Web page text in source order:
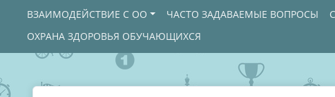
ВЗАИМОДЕЙСТВИЕ С ОО
ЧАСТО ЗАДАВАЕМЫЕ ВОПРОСЫ
ОХРАНА ЗДОРОВЬЯ ОБУЧАЮЩИХСЯ